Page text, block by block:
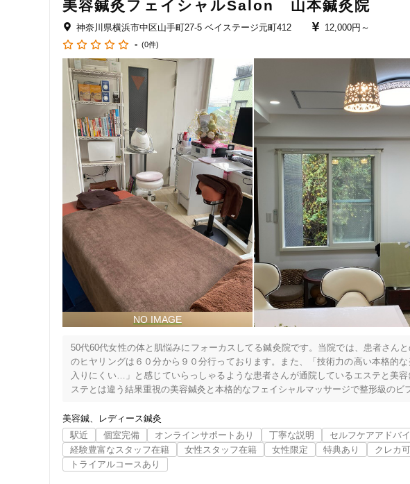
特徴・キーワード
受付時間の特徴
土日営業
通院手段の特徴
駐車場あり
設備の特徴
キッズスペースあり バリアフリ
女性向けの特徴
女性スタッフ在籍 女性限定
接客・サービスの特徴
コロナ対応 オンラインサポ
施術の特徴
美容鍼灸フェイシャルSalon 山本鍼灸院
神奈川県横浜市中区山手町27-5 ベイステージ元町412
12,000円～
- (0件)
50代60代女性の体と肌悩みにフォーカスしてる鍼灸院です。当院では、患者さん
のヒヤリングは６０分から９０分行っております。また、「技術力の高い本格的
入りにくい…」と感じていらっしゃるような患者さんが通院しているエステと美
ステとは違う結果重視の美容鍼灸と本格的なフェイシャルマッサージで整形級のビ
ての美容鍼灸は何かと心配な事もあるかと思いますがおひとりに寄り添い丁寧な
出すと必ず良い変化が起こります。肌のお悩みのある方には刺さない鍼で対応し
美容鍼
レディース鍼灸
駅近
個室完備 オンラインサポートあり 丁寧な説明 セルフケアアドバ
経験豊富なスタッフ在籍
女性スタッフ在籍 女性限定 特典あり クレカ可
トライアルコースあり
「健康